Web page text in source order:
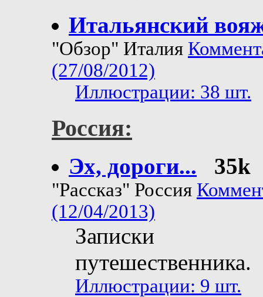
Итальянский
"Обзор" Италия
(27/08/2012)
Иллюстрации: 38 шт.
Россия:
Эх, дороги... 35k
"Рассказ" Россия
(12/04/2013)
Записки
путешественника.
Иллюстрации: 9 шт.